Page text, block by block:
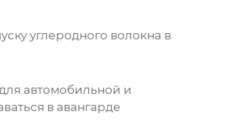
углеродного волокна в
автомобильной и
в авангарде